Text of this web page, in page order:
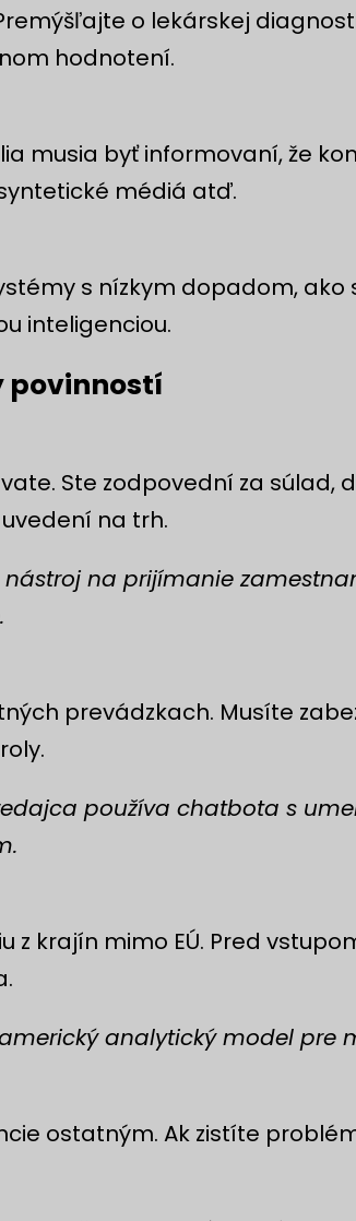
o lekárskej
hodnotení.
musia byť informovaní, že
médiá atď.
s nízkym dopadom,
inteligenciou.
povinností
Ste zodpovední za súlad,
na trh.
na prijímanie
prevádzkach. Musíte
používa chatbota s
z krajín mimo EÚ. Pred
analytický model pre
ostatným. Ak zistíte